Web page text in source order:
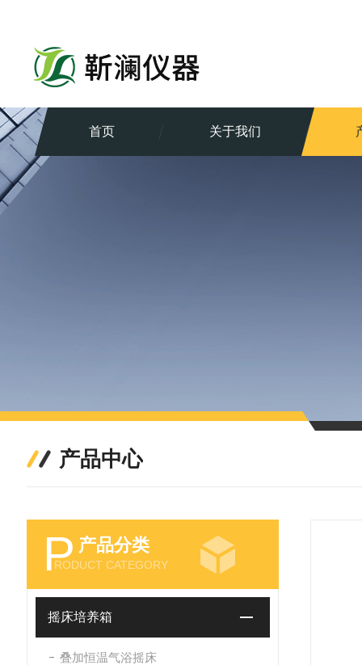
首页 关于我们
产品中心
P 产品分类
RODUCT CATEGORY
摇床培养箱
叠加恒温气浴摇床